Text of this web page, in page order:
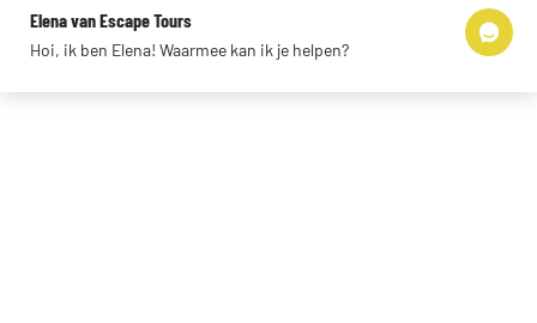
Links
© 2026 Escape Tours
Elena van Escape Tours
Hoi, ik ben Elena! Waarmee kan ik je helpen?